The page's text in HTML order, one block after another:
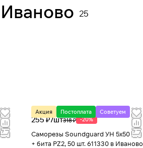
25
Акция Постоплата Советуем
255 ₽/шт318 ₽ -20%
Саморезы Soundguard УН 5x50 мм
+ бита PZ2, 50 шт. 611330 в Иваново